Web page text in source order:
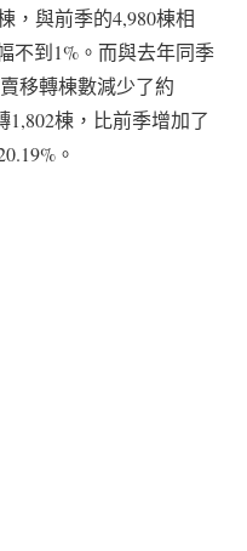
，與前季的4,980棟相
不到1%。而與去年同季
移轉棟數減少了約
1,802棟，比前季增加了
。